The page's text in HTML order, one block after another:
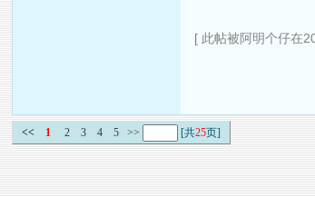
[ 此帖被阿明个仔在
<< 1 2 3 4 5 >> [共25页]